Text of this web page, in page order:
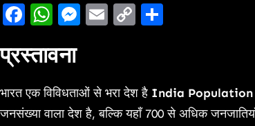
Facebook
WhatsApp
Messenger
Email
Copy
प्रस्तावना
भारत एक विविधताओं से भरा देश है India
जनसंख्या वाला देश है, बल्कि यहाँ 700 से अधिक